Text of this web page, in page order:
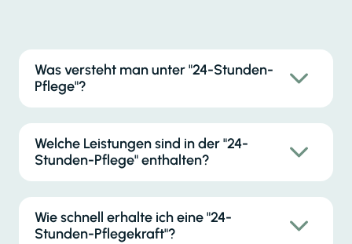
Was versteht man unter "24-Stunden-
Pflege"?
Welche Leistungen sind in der "24-
Stunden-Pflege" enthalten?
Wie schnell erhalte ich eine "24-
Stunden-Pflegekraft"?